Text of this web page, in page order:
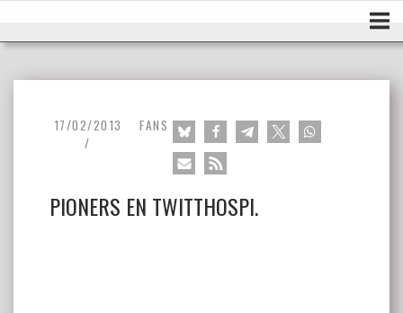
17/02/2013 FANS
PIONERS EN TWITTHOSPI.